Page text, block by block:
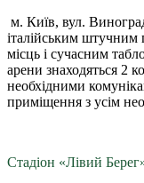
м. Київ, вул.
італійським
місць і сучасним
арени знаходяться 2
необхідними
приміщення з усім
Стадіон «Лівий